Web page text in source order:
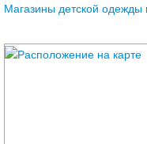
Магазины детской одежды